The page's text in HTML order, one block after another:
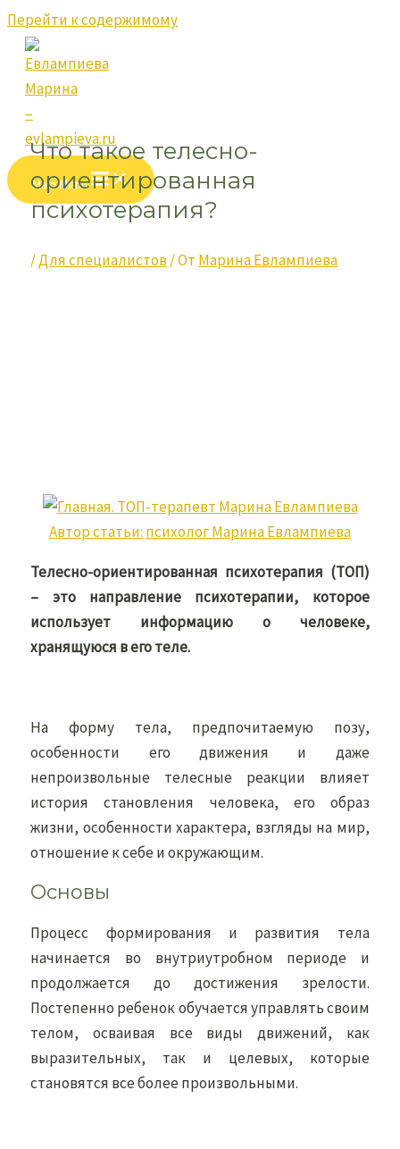
Перейти к содержимому
Main Menu
/Для специалистов / От Марина Евлампиева
Что такое телесно-
ориентированная
психотерапия?
Автор статьи: психолог Марина Евлампиева
Телесно-ориентированная психотерапия (ТОП)
– это направление психотерапии, которое
использует информацию о человеке,
хранящуюся в его теле.
На форму тела, предпочитаемую позу,
особенности его движения и даже
непроизвольные телесные реакции влияет
история становления человека, его образ
жизни, особенности характера, взгляды на мир,
отношение к себе и окружающим.
Основы
Процесс формирования и развития тела
начинается во внутриутробном периоде и
продолжается до достижения зрелости.
Постепенно ребенок обучается управлять своим
телом, осваивая все виды движений, как
выразительных, так и целевых, которые
становятся все более произвольными.